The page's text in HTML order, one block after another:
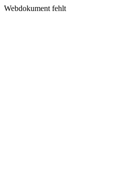
Webdokument fehlt